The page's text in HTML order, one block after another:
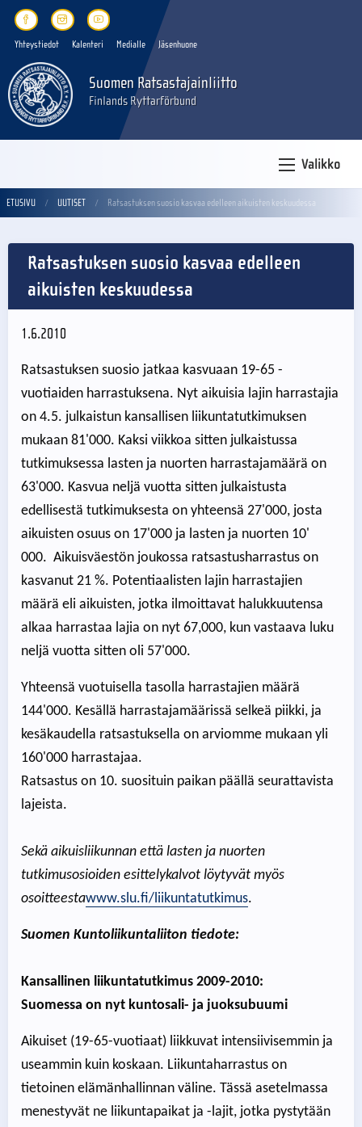
Yhteystiedot Kalenteri Medialle Jäsenhuone
Suomen Ratsastajainliitto
Finlands Ryttarförbund
Valikko
ETUSIVU UUTISET Ratsastuksen suosio kasvaa edelleen aikuisten keskuudessa
Ratsastuksen suosio kasvaa edelleen
aikuisten keskuudessa
1.6.2010
Ratsastuksen suosio jatkaa kasvuaan 19-65 -
vuotiaiden harrastuksena. Nyt aikuisia lajin harrastajia
on 4.5. julkaistun kansallisen liikuntatutkimuksen
mukaan 81'000. Kaksi viikkoa sitten julkaistussa
tutkimuksessa lasten ja nuorten harrastajamäärä on
63'000. Kasvua neljä vuotta sitten julkaistusta
edellisestä tutkimuksesta on yhteensä 27'000, josta
aikuisten osuus on 17'000 ja lasten ja nuorten 10'
000. Aikuisväestön joukossa ratsastusharrastus on
kasvanut 21 %. Potentiaalisten lajin harrastajien
määrä eli aikuisten, jotka ilmoittavat halukkuutensa
alkaa harrastaa lajia on nyt 67,000, kun vastaava luku
neljä vuotta sitten oli 57'000.
Yhteensä vuotuisella tasolla harrastajien määrä
144'000. Kesällä harrastajamäärissä selkeä piikki, ja
kesäkaudella ratsastuksella on arviomme mukaan yli
160'000 harrastajaa.
Ratsastus on 10. suosituin paikan päällä seurattavista
lajeista.
Sekä aikuisliikunnan että lasten ja nuorten
tutkimusosioiden esittelykalvot löytyvät myös
osoitteestawww.slu.fi/liikuntatutkimus.
Suomen Kuntoliikuntaliiton tiedote:
Kansallinen liikuntatutkimus 2009-2010:
Suomessa on nyt kuntosali- ja juoksubuumi
Aikuiset (19-65-vuotiaat) liikkuvat intensiivisemmin ja
useammin kuin koskaan. Liikuntaharrastus on
tietoinen elämänhallinnan väline. Tässä asetelmassa
menestyvät ne liikuntapaikat ja -lajit, jotka pystytään